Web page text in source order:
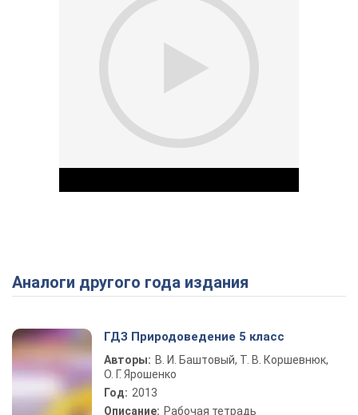
Play Video
Аналоги другого года издания
ГДЗ Природоведение 5 класс
Авторы: В. И. Баштовый, Т. В. Коршевнюк,
О. Г. Ярошенко
Год: 2013
Описание: Рабочая тетрадь